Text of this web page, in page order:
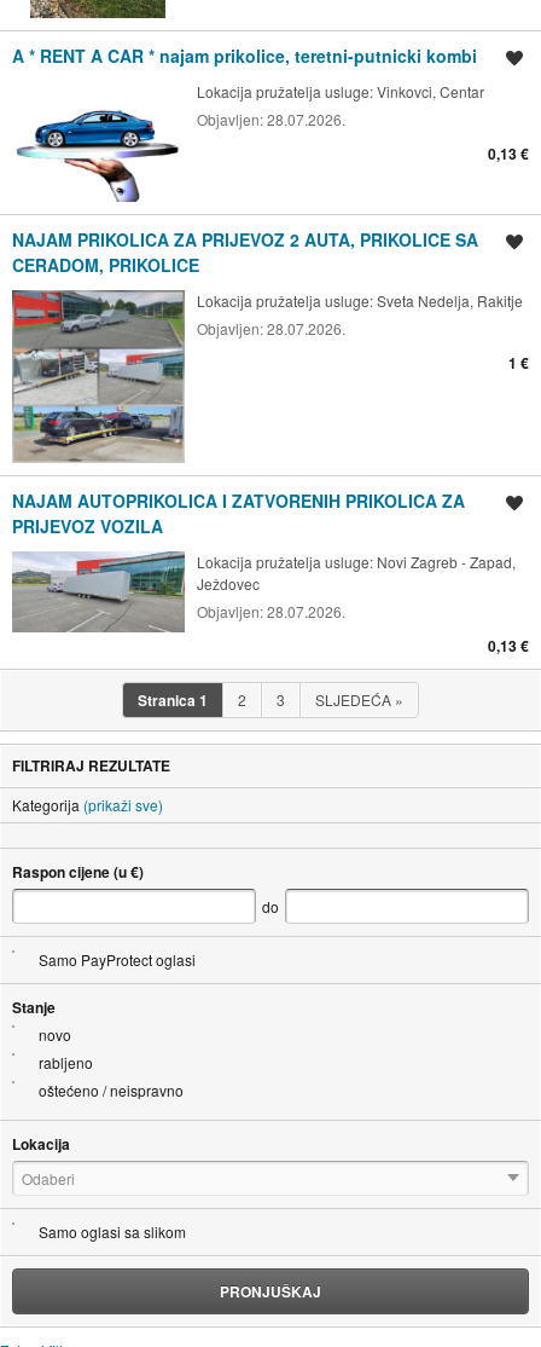
A * RENT A CAR * najam prikolice, teretni-putnicki kombi
Lokacija pružatelja usluge:Vinkovci, Centar
Objavljen:28.07.2026.
0,13 €
NAJAM PRIKOLICA ZA PRIJEVOZ 2 AUTA, PRIKOLICE SA
CERADOM, PRIKOLICE
Lokacija pružatelja usluge:Sveta Nedelja, Rakitje
Objavljen:28.07.2026.
1 €
NAJAM AUTOPRIKOLICA I ZATVORENIH PRIKOLICA ZA
PRIJEVOZ VOZILA
Lokacija pružatelja usluge: Novi Zagreb - Zapad,
Ježdovec
Objavljen:28.07.2026.
0,13 €
Stranica1 2 3 SLJEDEĆA »
FILTRIRAJ REZULTATE
Kategorija (prikaži sve)
Raspon cijene (u €)
do
Samo PayProtect oglasi
Stanje
novo
rabljeno
oštećeno / neispravno
Lokacija
Odaberi
Samo oglasi sa slikom
PRONJUŠKAJ